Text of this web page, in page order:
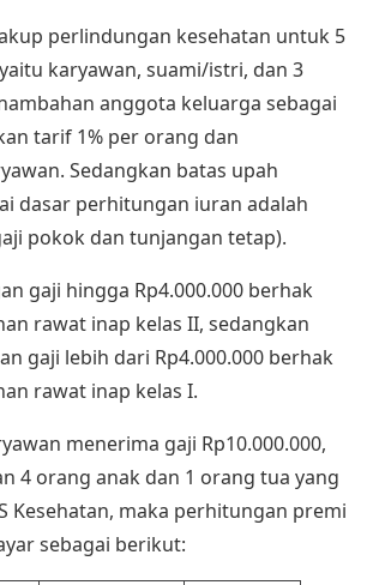
perlindungan kesehatan untuk 5
karyawan, suami/istri, dan 3
anggota keluarga sebagai
tarif 1% per orang dan
Sedangkan batas upah
dasar perhitungan iuran adalah
pokok dan tunjangan tetap).
gaji hingga Rp4.000.000 berhak
rawat inap kelas II, sedangkan
gaji lebih dari Rp4.000.000 berhak
rawat inap kelas I.
menerima gaji Rp10.000.000,
4 orang anak dan 1 orang tua yang
Kesehatan, maka perhitungan premi
sebagai berikut: